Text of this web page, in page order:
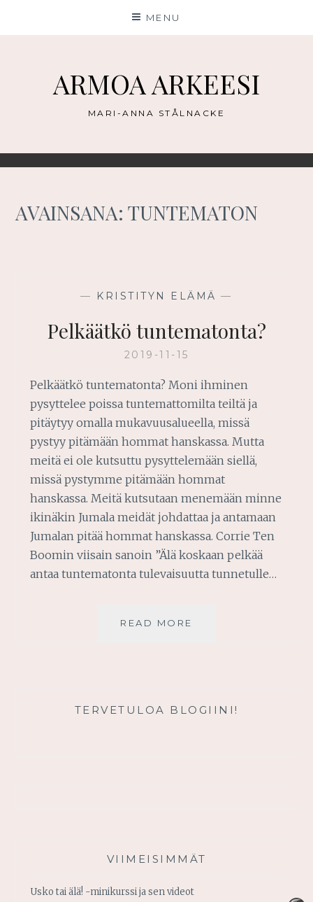
MENU
ARMOA ARKEESI
MARI-ANNA STÅLNACKE
AVAINSANA:TUNTEMATON
— KRISTITYN ELÄMÄ —
Pelkäätkö tuntematonta?
2019-11-15
Pelkäätkö tuntematonta? Moni ihminen
pysyttelee poissa tuntemattomilta teiltä ja
pitäytyy omalla mukavuusalueella, missä
pystyy pitämään hommat hanskassa. Mutta
meitä ei ole kutsuttu pysyttelemään siellä,
missä pystymme pitämään hommat
hanskassa. Meitä kutsutaan menemään minne
ikinäkin Jumala meidät johdattaa ja antamaan
Jumalan pitää hommat hanskassa. Corrie Ten
Boomin viisain sanoin ”Älä koskaan pelkää
antaa tuntematonta tulevaisuutta tunnetulle…
READ MORE
TERVETULOA BLOGIINI!
VIIMEISIMMÄT
Usko tai älä! -minikurssi ja sen videot